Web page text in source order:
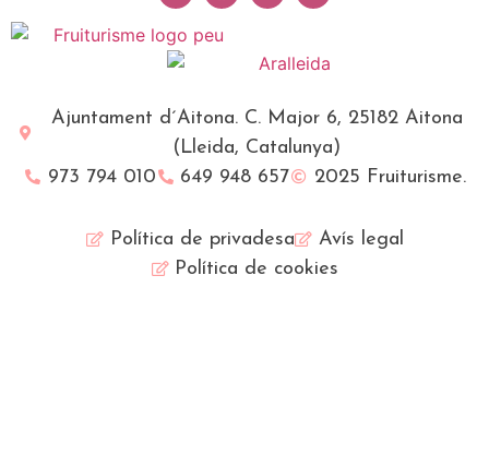
Ajuntament d´Aitona. C. Major 6, 25182 Aitona
(Lleida, Catalunya)
973 794 010
649 948 657 2025 Fruiturisme.
Política de privadesa
Avís legal
Política de cookies